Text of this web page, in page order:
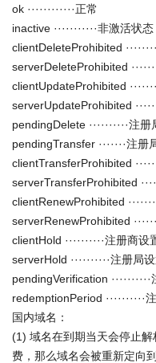
ok ············正常
inactive ···········非激活状态
clientDeleteProhibited
serverDeleteProhibited
clientUpdateProhibited
serverUpdateProhibited
pendingDelete ··········注
pendingTransfer ·······注
clientTransferProhibited
serverTransferProhibited
clientRenewProhibited
serverRenewProhibited
clientHold ··········注册商
serverHold ··········注册局
pendingVerification
redemptionPeriod
国内域名：
(1) 域名在到期当天会停止
费，那么域名会被重新定向